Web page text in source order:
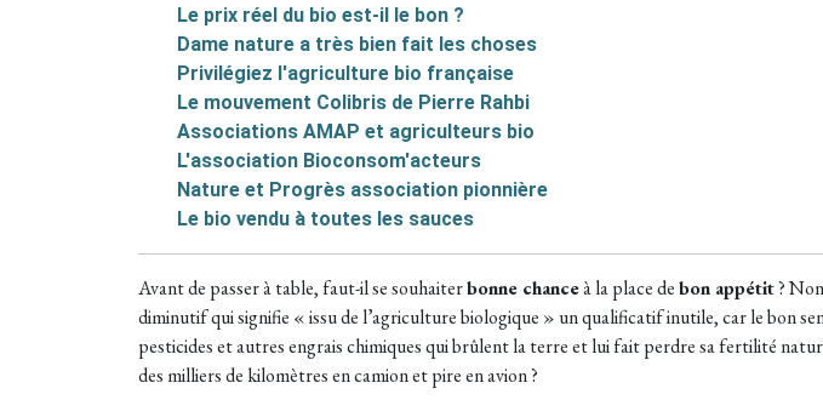
Le prix réel du bio est-il le bon ?
Dame nature a très bien fait les choses
Privilégiez l'agriculture bio française
Le mouvement Colibris de Pierre Rahbi
Associations AMAP et agriculteurs bio
L'association Bioconsom'acteurs
Nature et Progrès association pionnière
Le bio vendu à toutes les sauces
Avant de passer à table, faut-il se souhaiterbonne chanceà la place debon appétit?
diminutif qui signifie « issu de l’agriculture biologique » un qualificatif inutile, car le bon
pesticides et autres engrais chimiques qui brûlent la terre et lui fait perdre sa fertilité
des milliers de kilomètres en camion et pire en avion ?